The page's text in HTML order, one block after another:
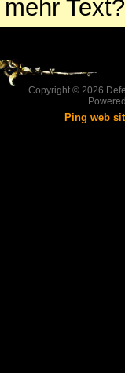
mehr
Copyright © 2026
Ping web